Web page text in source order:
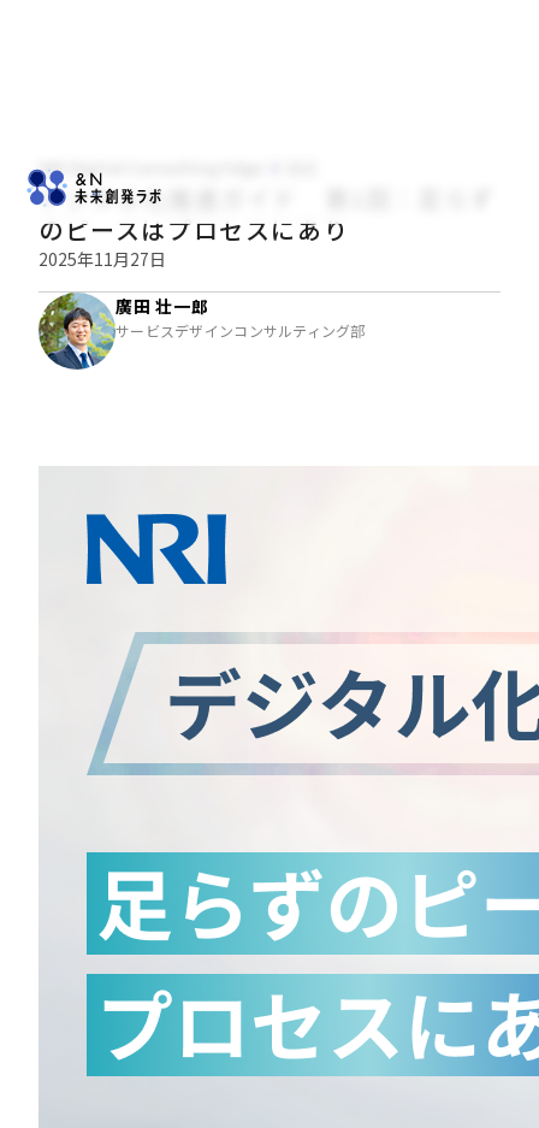
NRI Digital Consulting Edge
デジタル化推進ガイド 第1回：足らず
のピースはプロセスにあり
2025年11月27日
廣田 壮一郎
サービスデザインコンサルティング部